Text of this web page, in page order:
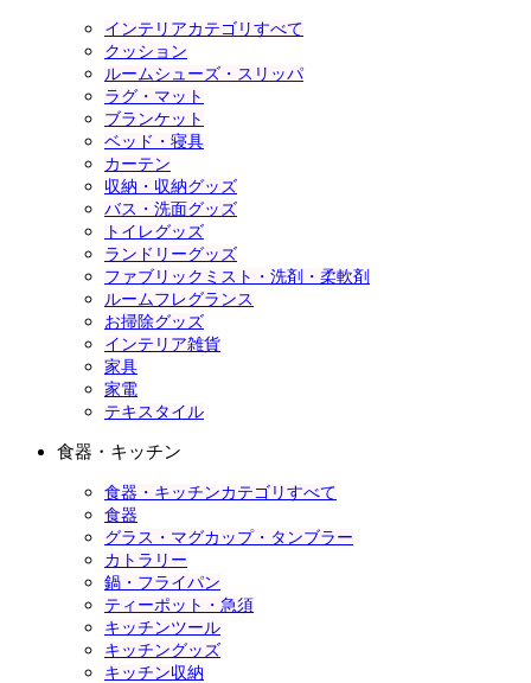
インテリアカテゴリすべて
クッション
ルームシューズ・スリッパ
ラグ・マット
ブランケット
ベッド・寝具
カーテン
収納・収納グッズ
バス・洗面グッズ
トイレグッズ
ランドリーグッズ
ファブリックミスト・洗剤・柔軟剤
ルームフレグランス
お掃除グッズ
インテリア雑貨
家具
家電
テキスタイル
食器・キッチン
食器・キッチンカテゴリすべて
食器
グラス・マグカップ・タンブラー
カトラリー
鍋・フライパン
ティーポット・急須
キッチンツール
キッチングッズ
キッチン収納